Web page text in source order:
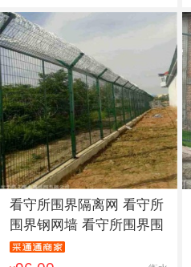
看守所围界隔离网 看守所
围界钢网墙 看守所围界围